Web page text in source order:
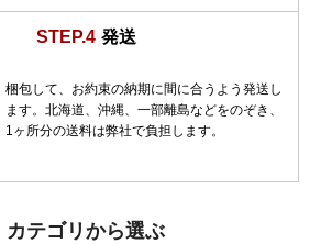
STEP.4 発送
梱包して、お約束の納期に間に合うよう発送し
ます。北海道、沖縄、一部離島などをのぞき、
1ヶ所分の送料は弊社で負担します。
カテゴリから選ぶ